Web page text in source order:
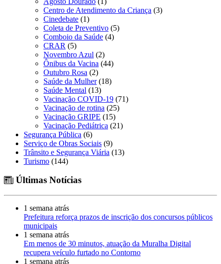
Centro de Atendimento da Criança (3)
Cinedebate (1)
Coleta de Preventivo (5)
Comboio da Saúde (4)
CRAR (5)
Novembro Azul (2)
Ônibus da Vacina (44)
Outubro Rosa (2)
Saúde da Mulher(18)
Saúde Mental (13)
Vacinação COVID-19 (71)
Vacinação de rotina (25)
Vacinação GRIPE (15)
Vacinação Pediátrica (21)
Segurança Pública (6)
Serviço de Obras Sociais (9)
Trânsito e Segurança Viária (13)
Turismo (144)
Últimas Notícias
1 semana atrás
Prefeitura reforça prazos de inscrição dos concursos públicos
municipais
1 semana atrás
Em menos de 30 minutos, atuação da Muralha Digital
recupera veículo furtado no Contorno
1 semana atrás